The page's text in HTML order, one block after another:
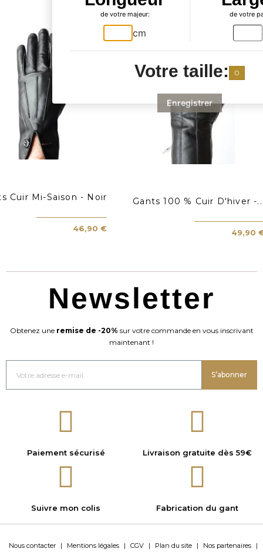
Cuir Mi-Saison - Noir
46,90 €
Gants 100 % Cuir D'hiver -
49,90
de votre majeur:
cm
de votre
Votre taille: 0
Enregistrer
Newsletter
Obtenez une remise de -20% sur votre commande en vous inscrivant
maintenant !
S’abonner
Paiement sécurisé Livraison gratuite dès 59€
Suivre mon colis Fabrication du gant
Nous contacter | Mentions légales | CGV | Plan du site | Nos partenaires |